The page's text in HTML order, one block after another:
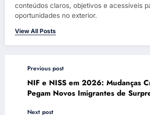
conteúdos claros, objetivos e acessíveis
oportunidades no exterior.
View All Posts
Previous post
NIF e NISS em 2026: Mudanças
Pegam Novos Imigrantes de
Next post